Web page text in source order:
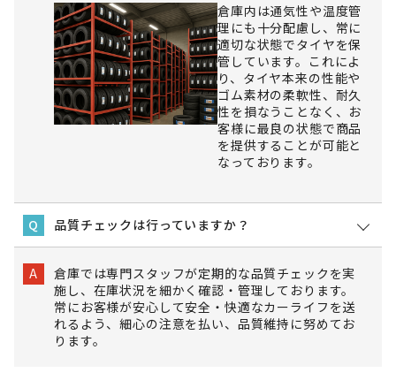
倉庫内は通気性や温度管
理にも十分配慮し、常に
適切な状態でタイヤを保
管しています。これによ
り、タイヤ本来の性能や
ゴム素材の柔軟性、耐久
性を損なうことなく、お
客様に最良の状態で商品
を提供することが可能と
なっております。
Q 品質チェックは行っていますか？
A
倉庫では専門スタッフが定期的な品質チェックを実
施し、在庫状況を細かく確認・管理しております。
常にお客様が安心して安全・快適なカーライフを送
れるよう、細心の注意を払い、品質維持に努めてお
ります。